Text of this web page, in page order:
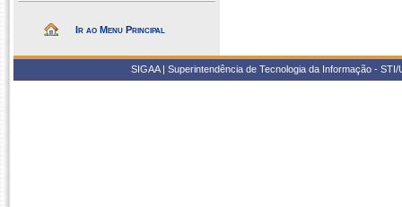
Ir ao Menu Principal
SIGAA | Superintendência de Tecnologia da Informação -